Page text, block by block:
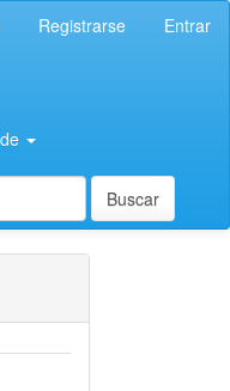
Registrarse Entrar
Buscar